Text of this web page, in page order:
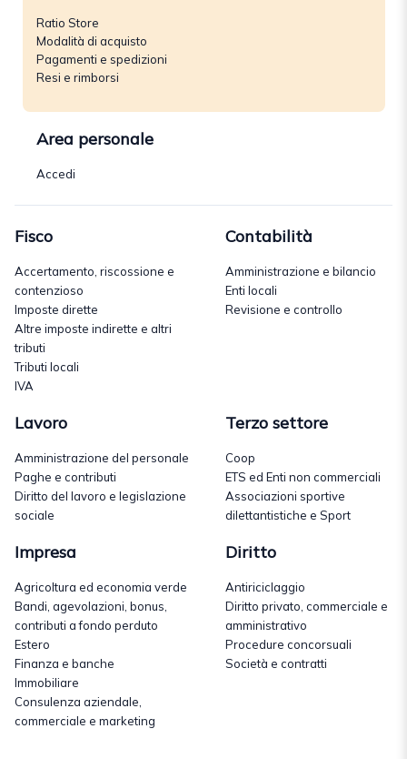
Ratio Store
Modalità di acquisto
Pagamenti e spedizioni
Resi e rimborsi
Area personale
Accedi
Fisco
Accertamento, riscossione e
contenzioso
Imposte dirette
Altre imposte indirette e altri
tributi
Tributi locali
IVA
Contabilità
Amministrazione e bilancio
Enti locali
Revisione e controllo
Lavoro
Amministrazione del personale
Paghe e contributi
Diritto del lavoro e legislazione
sociale
Terzo settore
Coop
ETS ed Enti non commerciali
Associazioni sportive
dilettantistiche e Sport
Impresa
Agricoltura ed economia verde
Bandi, agevolazioni, bonus,
contributi a fondo perduto
Estero
Finanza e banche
Immobiliare
Consulenza aziendale,
commerciale e marketing
Diritto
Antiriciclaggio
Diritto privato, commerciale e
amministrativo
Procedure concorsuali
Società e contratti